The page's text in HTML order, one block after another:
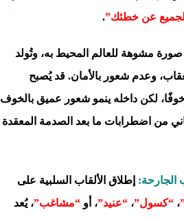
عن خطئك”.
مشوهة للعالم المحيط به، وتُولد
وعدم شعور بالأمان. قد يُصبح
لكن داخله ينمو شعور عميق بالخوف
من اضطرابات ما بعد الصدمة المعقدة
إطلاق الألقاب السلبية على
، “كسول”، “عنيد”، أو “مشاغب”، يُعد